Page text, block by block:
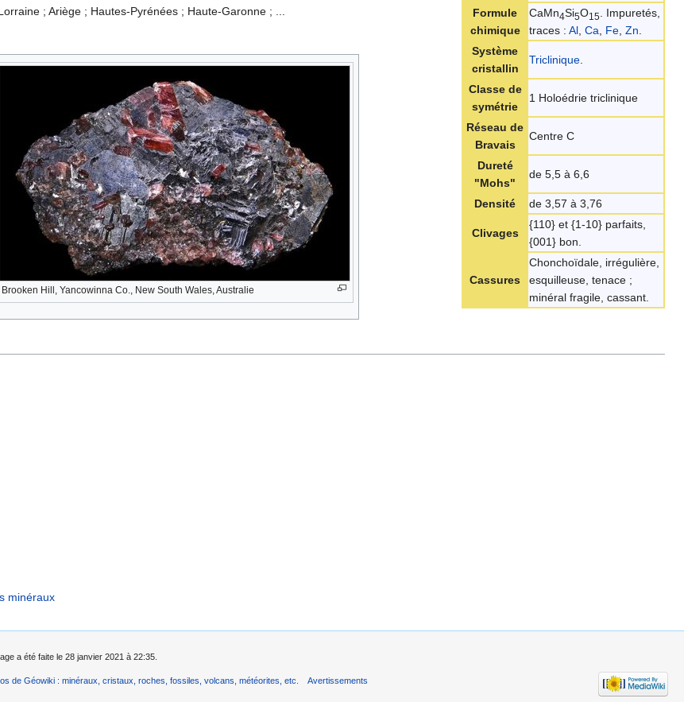
Formule
chimique
CaMn4Si5O15. Impuretés,
traces : Al, Ca, Fe, Zn.
Système
cristallin
Triclinique.
Classe de
symétrie
1 Holoédrie triclinique
Réseau de
Bravais
Centre C
Dureté
"Mohs"
de 5,5 à 6,6
Densité de 3,57 à 3,76
Clivages
{110} et {1-10} parfaits,
{001} bon.
Cassures
Chonchoïdale, irrégulière,
esquilleuse, tenace ;
minéral fragile, cassant.
; Ariège ; Hautes-Pyrénées ; Haute-Garonne ; ...
Brooken Hill, Yancowinna Co., New South Wales, Australie
minéraux
a été faite le 28 janvier 2021 à 22:35.
de Géowiki : minéraux, cristaux, roches, fossiles, volcans, météorites, etc. Avertissements